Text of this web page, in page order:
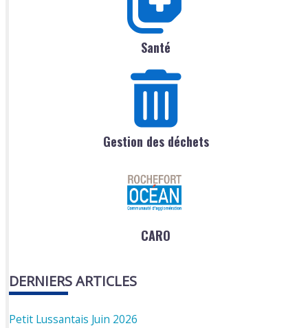
Santé
Gestion des déchets
CARO
DERNIERS ARTICLES
Petit Lussantais Juin 2026